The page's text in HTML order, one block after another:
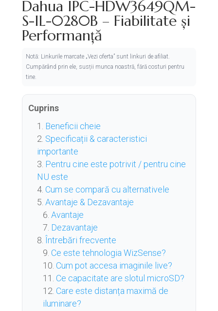
Dahua IPC-HDW3649QM-
S-IL-0280B – Fiabilitate și
Performanță
Notă: Linkurile marcate „Vezi oferta” sunt linkuri de afiliat.
Cumpărând prin ele, susții munca noastră, fără costuri pentru
tine.
Cuprins
Beneficii cheie
Specificații & caracteristici
importante
Pentru cine este potrivit / pentru cine
NU este
Cum se compară cu alternativele
Avantaje & Dezavantaje
Avantaje
Dezavantaje
Întrebări frecvente
Ce este tehnologia WizSense?
Cum pot accesa imaginile live?
Ce capacitate are slotul microSD?
Care este distanța maximă de
iluminare?